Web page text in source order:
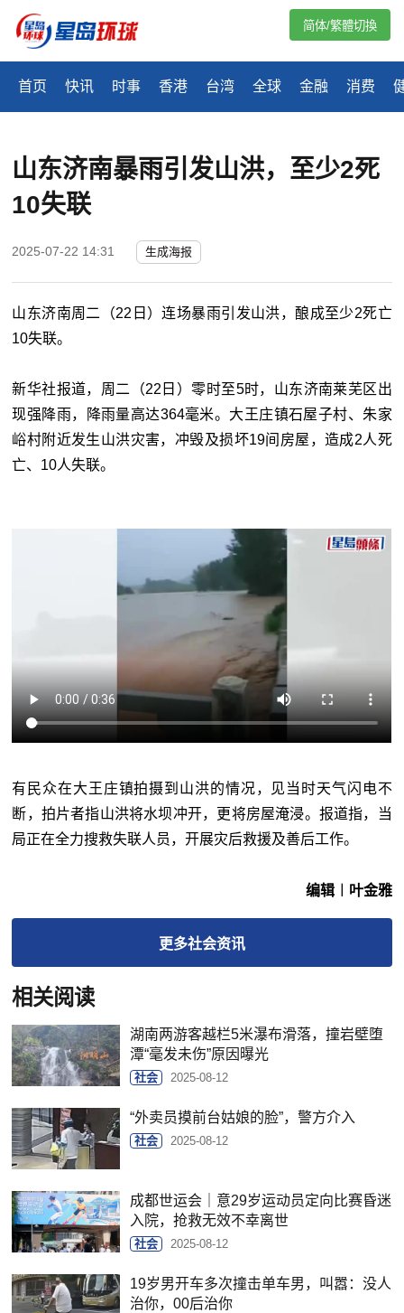
首页 快讯 时事 香港 台湾 全球 金融 消费
简体/繁體切換
山东济南暴雨引发山洪，至少2死
10失联
2025-07-22 14:31 生成海报
山东济南周二（22日）连场暴雨引发山洪，酿成至少2死亡
10失联。
新华社报道，周二（22日）零时至5时，山东济南莱芜区出
现强降雨，降雨量高达364毫米。大王庄镇石屋子村、朱家
峪村附近发生山洪灾害，冲毁及损坏19间房屋，造成2人死
亡、10人失联。
有民众在大王庄镇拍摄到山洪的情况，见当时天气闪电不
断，拍片者指山洪将水坝冲开，更将房屋淹浸。报道指，当
局正在全力搜救失联人员，开展灾后救援及善后工作。
编辑︱叶金雅
更多社会资讯
相关阅读
湖南两游客越栏5米瀑布滑落，撞岩壁堕
潭“毫发未伤”原因曝光
社会 2025-08-12
“外卖员摸前台姑娘的脸”，警方介入
社会 2025-08-12
成都世运会｜意29岁运动员定向比赛昏迷
入院，抢救无效不幸离世
社会 2025-08-12
19岁男开车多次撞击单车男，叫嚣：没人
治你，00后治你